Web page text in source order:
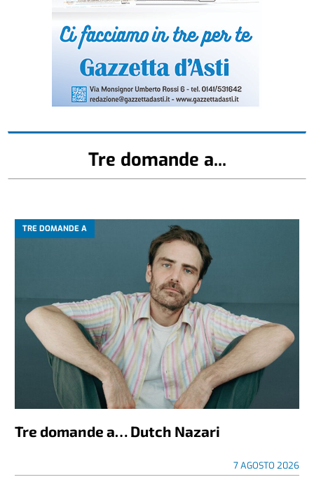
Tre domande a...
TRE DOMANDE A
Tre domande a… Dutch Nazari
7 AGOSTO 2026